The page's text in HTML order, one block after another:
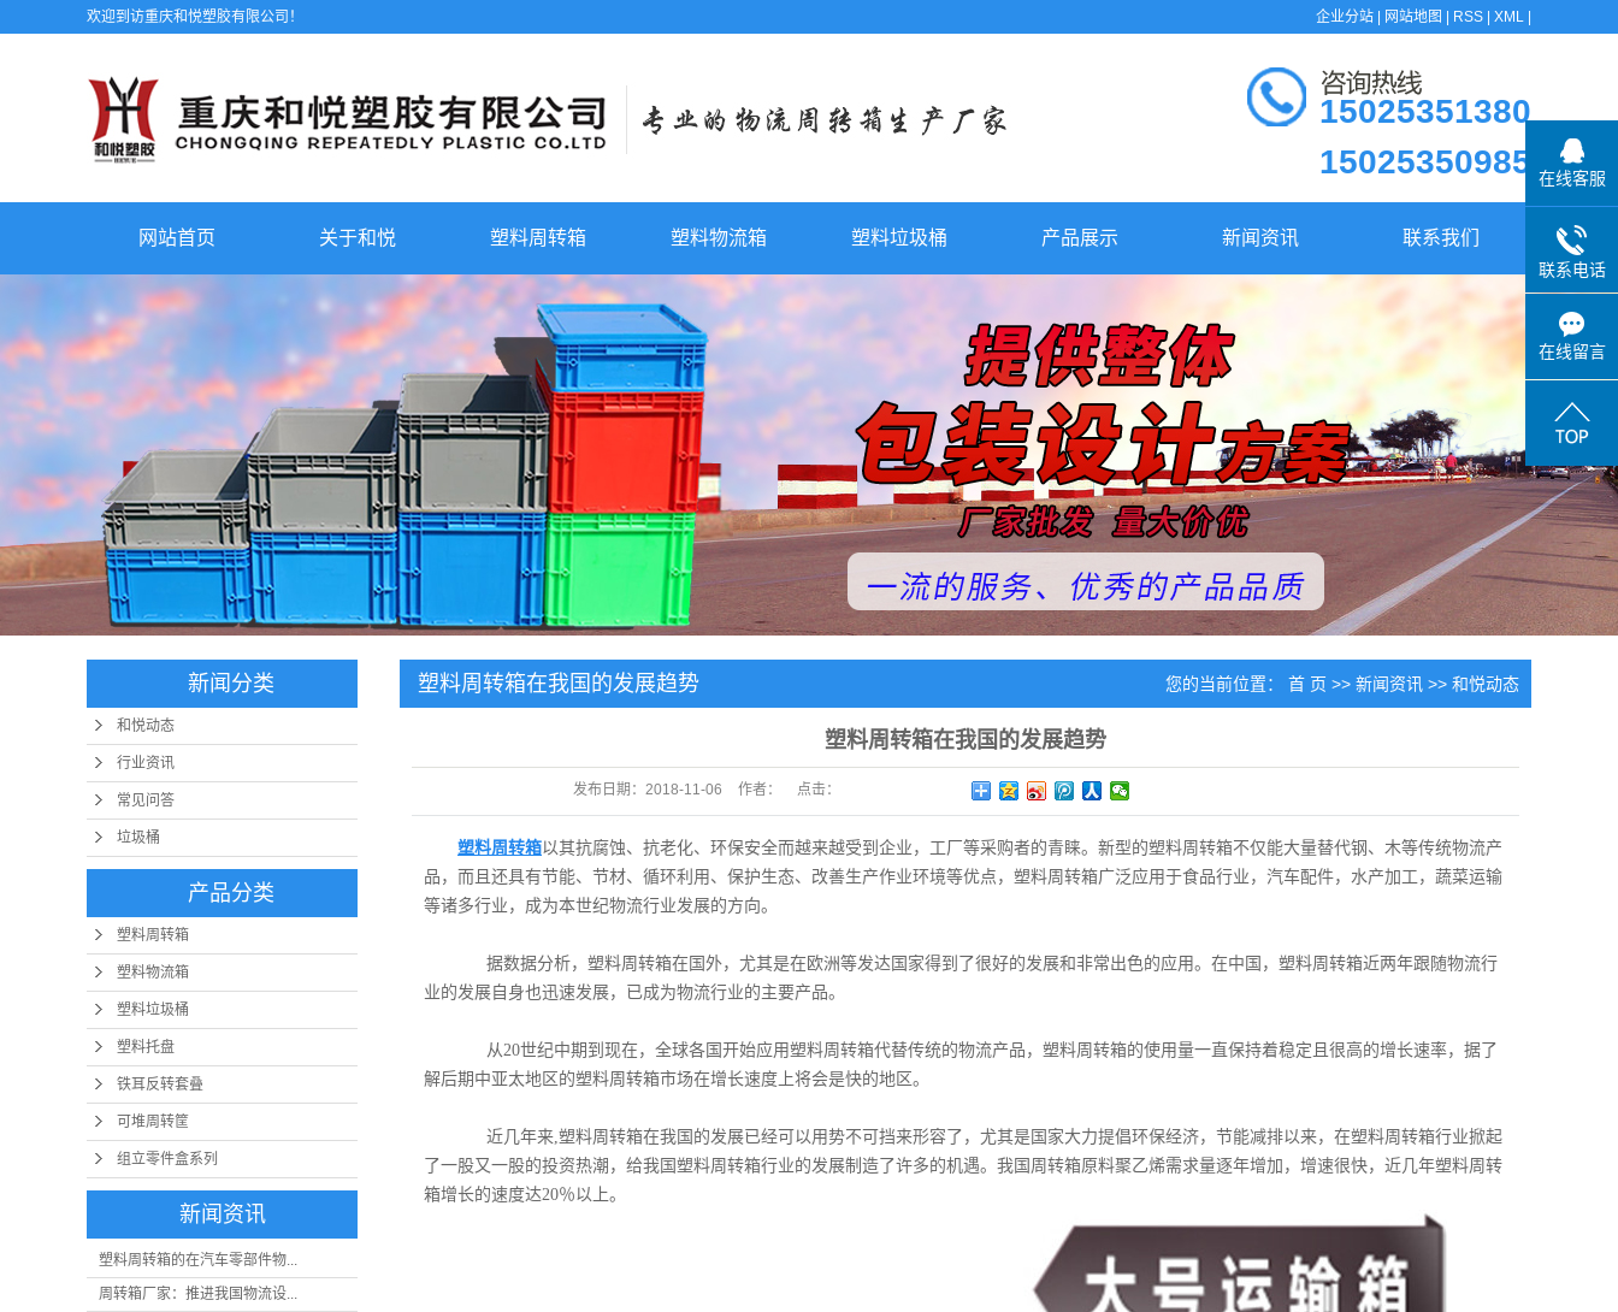
欢迎到访重庆和悦塑胶有限公司！ 企业分站 网站地图 RSS XML
15025351380
15025350985
网站首页
关于和悦
联系我们
厂房设备
塑料周转箱 塑料物流箱 塑料垃圾桶
产品展示
塑料垃圾桶
塑料托盘
铁耳反转套
叠
可堆周转筐
组立零件盒
系列
新闻资讯
常见问答
垃圾桶
联系我们
新闻分类
和悦动态
行业资讯
常见问答
垃圾桶
产品分类
塑料周转箱
塑料物流箱
塑料垃圾桶
塑料托盘
铁耳反转套叠
可堆周转筐
组立零件盒系列
新闻资讯
塑料周转箱的在汽车零部件物...
周转箱厂家：推进我国物流设...
塑料周转箱在我国的发展趋势 您的当前位置： 首 页 >> 新闻资讯 >> 和悦动态
塑料周转箱在我国的发展趋势
发布日期： 2018-11-06 作者： 点击：
塑料周转箱以其抗腐蚀、抗老化、环保安全而越来越受到企业，工厂等采购者的青睐。新型的塑料周转箱不仅能大量替代钢、木等传统物流产
品，而且还具有节能、节材、循环利用、保护生态、改善生产作业环境等优点，塑料周转箱广泛应用于食品行业，汽车配件，水产加工，蔬菜运输
等诸多行业，成为本世纪物流行业发展的方向。
据数据分析，塑料周转箱在国外，尤其是在欧洲等发达国家得到了很好的发展和非常出色的应用。在中国，塑料周转箱近两年跟随物流行
业的发展自身也迅速发展，已成为物流行业的主要产品。
从20世纪中期到现在，全球各国开始应用塑料周转箱代替传统的物流产品，塑料周转箱的使用量一直保持着稳定且很高的增长速率，据了
解后期中亚太地区的塑料周转箱市场在增长速度上将会是快的地区。
近几年来,塑料周转箱在我国的发展已经可以用势不可挡来形容了，尤其是国家大力提倡环保经济，节能减排以来，在塑料周转箱行业掀起
了一股又一股的投资热潮，给我国塑料周转箱行业的发展制造了许多的机遇。我国周转箱原料聚乙烯需求量逐年增加，增速很快，近几年塑料周转
箱增长的速度达20％以上。
在线客服
联系电话
在线留言